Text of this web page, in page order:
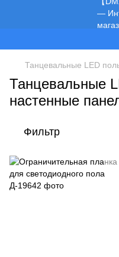
Танцевальные LED
Танцевальные
настенные
Фильтр